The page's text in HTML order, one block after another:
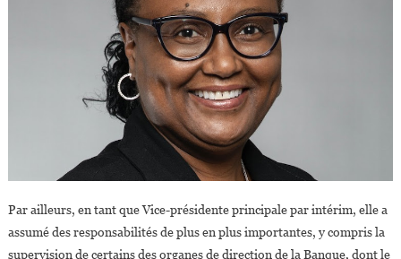
Par ailleurs, en tant que Vice-présidente principale par intérim, elle a
assumé des responsabilités de plus en plus importantes, y compris la
supervision de certains des organes de direction de la Banque, dont le